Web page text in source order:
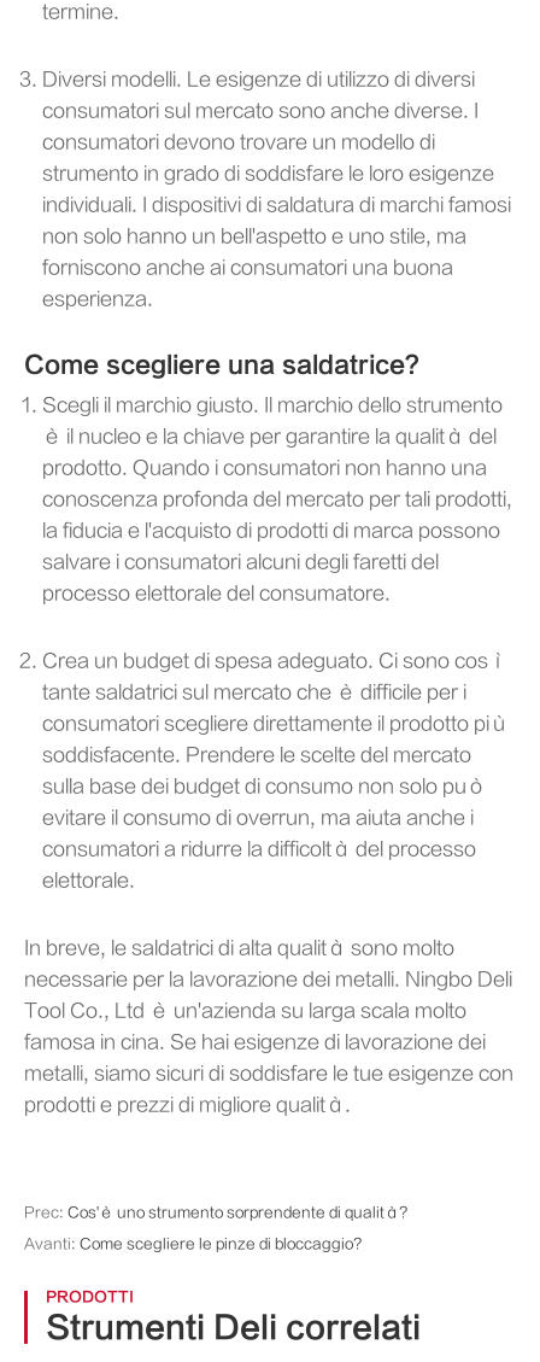
termine.
Diversi modelli. Le esigenze di utilizzo di diversi
consumatori sul mercato sono anche diverse. I
consumatori devono trovare un modello di
strumento in grado di soddisfare le loro esigenze
individuali. I dispositivi di saldatura di marchi famosi
non solo hanno un bell'aspetto e uno stile, ma
forniscono anche ai consumatori una buona
esperienza.
Come scegliere una saldatrice?
Scegli il marchio giusto. Il marchio dello strumento
è il nucleo e la chiave per garantire la qualità del
prodotto. Quando i consumatori non hanno una
conoscenza profonda del mercato per tali prodotti,
la fiducia e l'acquisto di prodotti di marca possono
salvare i consumatori alcuni degli faretti del
processo elettorale del consumatore.
Crea un budget di spesa adeguato. Ci sono così
tante saldatrici sul mercato che è difficile per i
consumatori scegliere direttamente il prodotto più
soddisfacente. Prendere le scelte del mercato
sulla base dei budget di consumo non solo può
evitare il consumo di overrun, ma aiuta anche i
consumatori a ridurre la difficoltà del processo
elettorale.
In breve, le saldatrici di alta qualità sono molto
necessarie per la lavorazione dei metalli. Ningbo Deli
Tool Co., Ltd è un'azienda su larga scala molto
famosa in cina. Se hai esigenze di lavorazione dei
metalli, siamo sicuri di soddisfare le tue esigenze con
prodotti e prezzi di migliore qualità.
Prec: Cos'è uno strumento sorprendente di qualità?
Avanti: Come scegliere le pinze di bloccaggio?
PRODOTTI
Strumenti Deli correlati